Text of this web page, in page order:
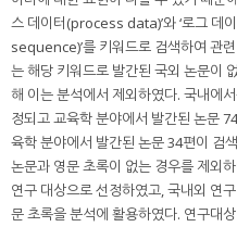
스 데이터(process data)’와 ‘로그 데
sequence)’를 키워드로 검색하여 관
는 해당 키워드로 발간된 국외 논문이
해 이는 분석에서 제외하였다. 국내에
정되고 교육학 분야에서 발간된 논문
육학 분야에서 발간된 논문 34편이 검
논문과 영문 초록이 없는 경우를 제외
연구 대상으로 선정하였고, 국내외 연
문 초록을 분석에 활용하였다. 연구대